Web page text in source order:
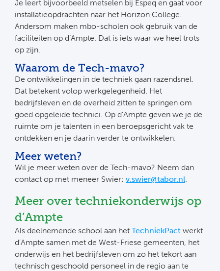
Je leert bijvoorbeeld metselen bij Espeq en gaat voor
installatieopdrachten naar het Horizon College.
Andersom maken mbo-scholen ook gebruik van de
faciliteiten op d’Ampte. Dat is iets waar we heel trots
op zijn.
Waarom de Tech-mavo?
De ontwikkelingen in de techniek gaan razendsnel.
Dat betekent volop werkgelegenheid. Het
bedrijfsleven en de overheid zitten te springen om
goed opgeleide technici. Op d’Ampte geven we je de
ruimte om je talenten in een beroepsgericht vak te
ontdekken en je daarin verder te ontwikkelen.
Meer weten?
Wil je meer weten over de Tech-mavo? Neem dan
contact op met meneer Swier: v.swier@tabor.nl.
Meer over techniekonderwijs op
d’Ampte
Als deelnemende school aan het TechniekPact werkt
d’Ampte samen met de West-Friese gemeenten, het
onderwijs en het bedrijfsleven om zo het tekort aan
technisch geschoold personeel in de regio aan te